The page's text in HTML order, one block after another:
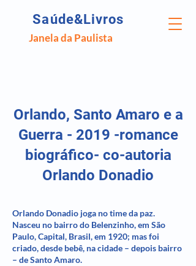
Saúde&Livros
Janela da Paulista
Orlando, Santo Amaro e a
Guerra - 2019 -romance
biográfico- co-autoria
Orlando Donadio
Orlando Donadio joga no time da paz.
Nasceu no bairro do Belenzinho, em São
Paulo, Capital, Brasil, em 1920; mas foi
criado, desde bebê, na cidade – depois bairro
– de Santo Amaro.